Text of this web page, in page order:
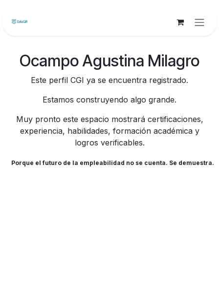
Ocampo Agustina Milagro
Este perfil CGI ya se encuentra registrado.
Estamos construyendo algo grande.
Muy pronto este espacio mostrará certificaciones,
experiencia, habilidades, formación académica y
logros verificables.
Porque el futuro de la empleabilidad no se cuenta. Se demuestra.